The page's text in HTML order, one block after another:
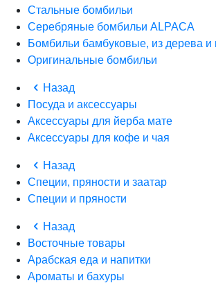
Стальные бомбильи
Серебряные бомбильи ALPACA
Бомбильи бамбуковые, из дерева и
Оригинальные бомбильи
Назад
Посуда и аксессуары
Аксессуары для йерба мате
Аксессуары для кофе и чая
Назад
Специи, пряности и заатар
Специи и пряности
Назад
Восточные товары
Арабская еда и напитки
Ароматы и бахуры